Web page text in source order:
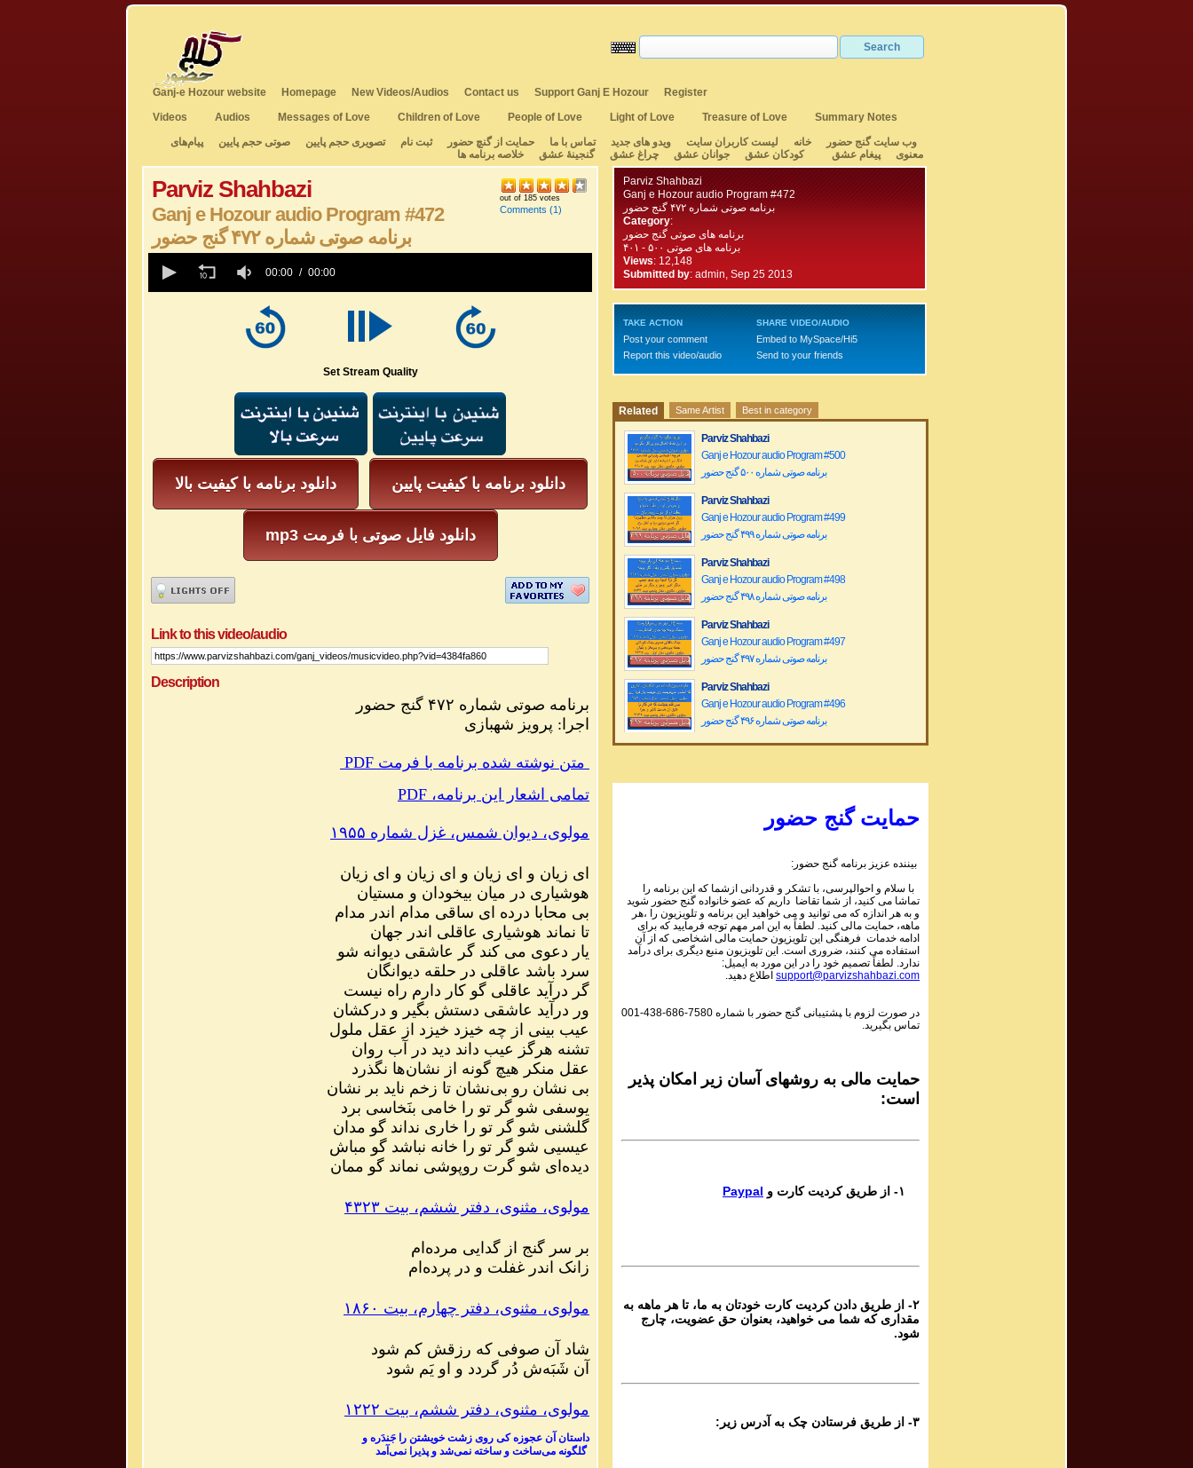
Ganj-e Hozour website Homepage New Videos/Audios Contact us Support Ganj E Hozour
Register
Videos
Audios Messages of Love Children of Love People of Love Light of Love Treasure of Love
Summary Notes
وب سایت گنج حضور
خانه لیست کاربران سایت ویدو های جدید تماس با ما حمایت از گنچ حضور ثبت نام تصویری حجم پایین صوتی حجم پایین
پیام‌های
معنوی
پیغام عشق کودکان عشق جوانان عشق چراغ عشق گنجینهٔ عشق خلاصه برنامه ها
Parviz Shahbazi
Ganj e Hozour audio Program #472
برنامه صوتی شماره ۴۷۲ گنج حضور
out of 185 votes
Comments (1)
seconds
00:00 00:00
Set Stream Quality
دانلود برنامه با کیفیت بالا دانلود برنامه با کیفیت پایین
mp3 دانلود فایل صوتی با فرمت
Link to this video/audio
Description
برنامه صوتی شماره ۴۷۲ گنج حضور
اجرا: پرویز شهبازی
PDF ،تمامی اشعار این برنامه
مولوی، دیوان شمس، غزل شماره ۱۹۵۵
ای زیان و ای زیان و ای زیان و ای زیان
هوشیاری در میان بیخودان و مستیان
بی محابا درده ای ساقی مدام اندر مدام
تا نماند هوشیاری عاقلی اندر جهان
یار دعوی می کند گر عاشقی دیوانه شو
سرد باشد عاقلی در حلقه دیوانگان
گر درآید عاقلی گو کار دارم راه نیست
ور درآید عاشقی دستش بگیر و درکشان
عیب بینی از چه خیزد خیزد از عقل ملول
تشنه هرگز عیب داند دید در آب روان
عقل منکر هیچ گونه از نشان‌ها نگذرد
بی نشان رو بی‌نشان تا زخم ناید بر نشان
یوسفی شو گر تو را خامی بنَخاسی برد
گلشنی شو گر تو را خاری نداند گو مدان
عیسیی شو گر تو را خانه نباشد گو مباش
دیده‌ای شو گرت روپوشی نماند گو ممان
مولوی، مثنوی، دفتر ششم، بیت ۴۳۲۳
بر سر گنج از گدایی مرده‌ام
زانک اندر غفلت و در پرده‌ام
مولوی، مثنوی، دفتر چهارم، بیت ۱۸۶۰
شاد آن صوفی که رزقش کم شود
آن شَبَه‌ش دُر گردد و او یَم شود
مولوی، مثنوی، دفتر ششم، بیت ۱۲۲۲
داستان آن عجوزه کی روی زشت خویشتن را جَندَره و
گلگونه می‌ساخت و ساخته نمی‌شد و پذیرا نمی‌آمد
Parviz Shahbazi
Ganj e Hozour audio Program #472
برنامه صوتی شماره ۴۷۲ گنج حضور
Category:
برنامه های صوتی گنج حضور
برنامه های صوتی ۵۰۰ - ۴۰۱
Views: 12,148
Submitted by: admin, Sep 25 2013
TAKE ACTION
Post your comment
Report this video/audio
SHARE VIDEO/AUDIO
Embed to MySpace/Hi5
Send to your friends
Related Same Artist Best in category
Parviz Shahbazi
Ganj e Hozour audio Program #500
برنامه صوتی شماره ۵۰۰ گنج حضور
Parviz Shahbazi
Ganj e Hozour audio Program #499
برنامه صوتی شماره ۴۹۹ گنج حضور
Parviz Shahbazi
Ganj e Hozour audio Program #498
برنامه صوتی شماره ۴۹۸ گنج حضور
Parviz Shahbazi
Ganj e Hozour audio Program #497
برنامه صوتی شماره ۴۹۷ گنج حضور
Parviz Shahbazi
Ganj e Hozour audio Program #496
برنامه صوتی شماره ۴۹۶ گنج حضور
parviz Shahbazi
برنامه صوتی شماره ۴۹۵ گنج حضور
Ganj e Hozour audio Program #494
Ganj e Hozour audio Program #493
برنامه صوتی شماره ۴۹۳ گنج حضور
Parviz Shahbazi
Ganj e Hozour audio Program #492
برنامه صوتی شماره ۴۹۲ گنج حضور
Ganj e Hozour audio Program #491
Ganj e Hozour audio Program #490
Ganj e Hozour audio Program #489
Parviz Shahbazi
Ganj e Hozour audio Program #488
Ganj e Hozour audio Program #487
Parviz Shahbazi
Ganj e Hozour audio Program #486
Ganj e Hozour audio Program #485
Parviz Shahbazi
حمایت گنج حضور
بیننده عزیز برنامه گنج حضور:
با سلام و احوالپرسی، با تشکر و قدردانی ازشما که این برنامه را
تماشا می کنید، از شما تقاضا داریم که عضو خانواده گنج حضور شوید
و به هر اندازه که می توانید و می خواهید این برنامه و تلویزیون را ،هر
ماهه، حمایت مالی کنید. لطفاً به این امر مهم توجه فرمایید که برای
ادامه خدمات فرهنگی این تلویزیون حمایت مالی اشخاصی که از آن
استفاده می کنند، ضروری است. این تلویزیون منبع دیگری برای درآمد
ندارد. لطفاً تصمیم خود را در این مورد به ایمیل:
support@parvizshahbazi.com اطلاع دهید.
در صورت لزوم با ‍پشتیبانی گنج حضور با شماره 001-438-686-7580
تماس بگیرید.
حمایت مالی به روشهای آسان زیر امکان پذیر
است:
Paypal
۲- از طریق دادن کردیت کارت خودتان به ما، تا هر ماهه به
مقداری که شما می خواهید، بعنوان حق عضویت، چارج
شود.
۳- از طریق فرستادن چک به آدرس زیر: